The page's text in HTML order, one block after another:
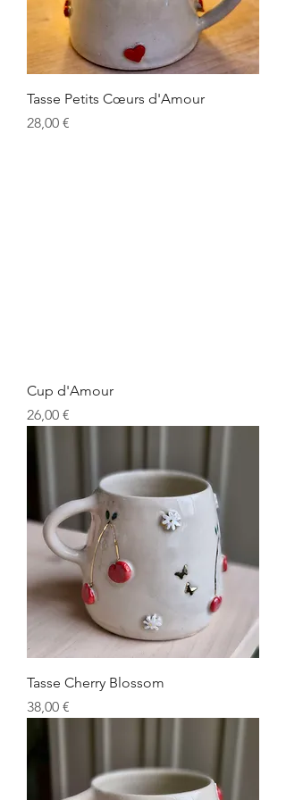
Tasse Petits Cœurs d'Amour
Prix
28,00 €
Cup d'Amour
Prix
26,00 €
Tasse Cherry Blossom
Prix
38,00 €